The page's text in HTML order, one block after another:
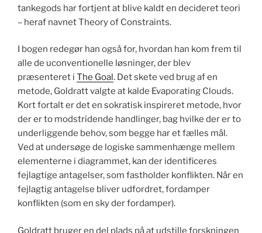
tankegods har fortjent at blive kaldt en decideret teori
– heraf navnet Theory of Constraints.
I bogen redegør han også for, hvordan han kom frem til
alle de uconventionelle løsninger, der blev
præsenteret i The Goal. Det skete ved brug af en
metode, Goldratt valgte at kalde Evaporating Clouds.
Kort fortalt er det en sokratisk inspireret metode, hvor
der er to modstridende handlinger, bag hvilke der er to
underliggende behov, som begge har et fælles mål.
Ved at undersøge de logiske sammenhænge mellem
elementerne i diagrammet, kan der identificeres
fejlagtige antagelser, som fastholder konflikten. Når en
fejlagtig antagelse bliver udfordret, fordamper
konflikten (som en sky der fordamper).
Goldratt bruger en del plads på at udstille forskningen